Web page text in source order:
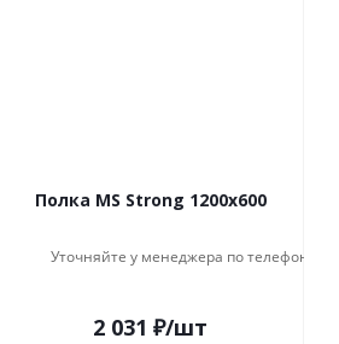
Полка MS Strong 1200x600
Уточняйте у менеджера по телефону
2 031 ₽/шт